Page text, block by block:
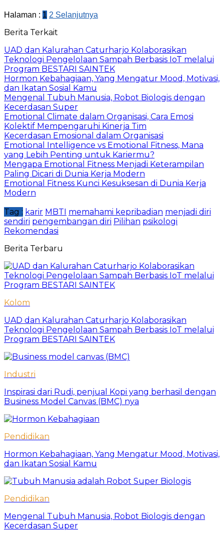
Halaman : 1 2 Selanjutnya
Berita Terkait
UAD dan Kalurahan Caturharjo Kolaborasikan
Teknologi Pengelolaan Sampah Berbasis IoT melalui
Program BESTARI SAINTEK
Hormon Kebahagiaan, Yang Mengatur Mood, Motivasi,
dan Ikatan Sosial Kamu
Mengenal Tubuh Manusia, Robot Biologis dengan
Kecerdasan Super
Emotional Climate dalam Organisasi, Cara Emosi
Kolektif Mempengaruhi Kinerja Tim
Kecerdasan Emosional dalam Organisasi
Emotional Intelligence vs Emotional Fitness, Mana
yang Lebih Penting untuk Kariermu?
Mengapa Emotional Fitness Menjadi Keterampilan
Paling Dicari di Dunia Kerja Modern
Emotional Fitness Kunci Kesuksesan di Dunia Kerja
Modern
Tag : karir MBTI memahami kepribadian menjadi diri
sendiri pengembangan diri Pilihan psikologi
Rekomendasi
Berita Terbaru
Kolom
UAD dan Kalurahan Caturharjo Kolaborasikan
Teknologi Pengelolaan Sampah Berbasis IoT melalui
Program BESTARI SAINTEK
Industri
Inspirasi dari Rudi, penjual Kopi yang berhasil dengan
Business Model Canvas (BMC) nya
Pendidikan
Hormon Kebahagiaan, Yang Mengatur Mood, Motivasi,
dan Ikatan Sosial Kamu
Pendidikan
Mengenal Tubuh Manusia, Robot Biologis dengan
Kecerdasan Super